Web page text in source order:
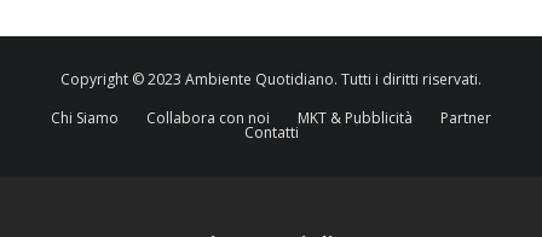
Copyright © 2023 Ambiente Quotidiano. Tutti i diritti riservati.
Chi Siamo
Collabora con noi MKT & Pubblicità Partner
Contatti